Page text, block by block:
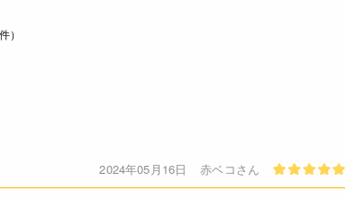
）
2024年05月16日 赤ベコさん